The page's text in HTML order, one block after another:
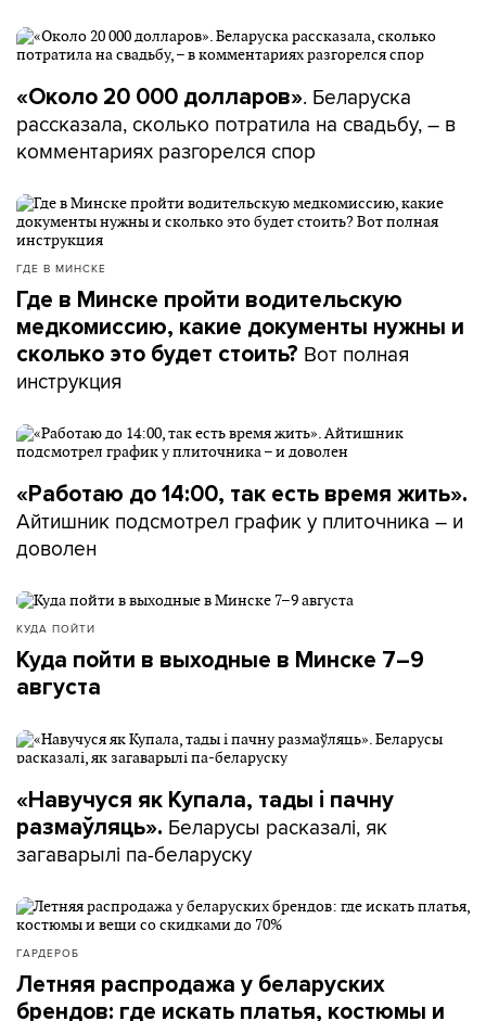
«Около 20 000 долларов». Беларуска
рассказала, сколько потратила на свадьбу, – в
комментариях разгорелся спор
ГДЕ В МИНСКЕ
Где в Минске пройти водительскую
медкомиссию, какие документы нужны и
сколько это будет стоить? Вот полная
инструкция
«Работаю до 14:00, так есть время жить».
Айтишник подсмотрел график у плиточника – и
доволен
КУДА ПОЙТИ
Куда пойти в выходные в Минске 7–9
августа
«Навучуся як Купала, тады і пачну
размаўляць». Беларусы расказалі, як
загаварылі па-беларуску
ГАРДЕРОБ
Летняя распродажа у беларуских
брендов: где искать платья, костюмы и